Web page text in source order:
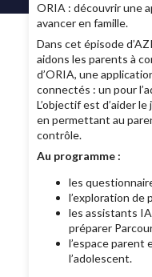
ORIA : découvrir une
avancer en famille.
Dans cet épisode
aidons les parents à
d’ORIA, une
connectés : un pour
L’objectif est d’aider
en permettant au
contrôle.
Au programme :
les
l’exploration de
les assistants
préparer
l’espace parent
l’adolescent.